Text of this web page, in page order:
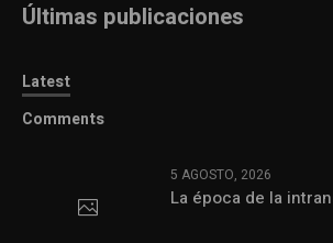
Últimas publicaciones
Latest
Comments
5 AGOSTO, 2026
La época de la